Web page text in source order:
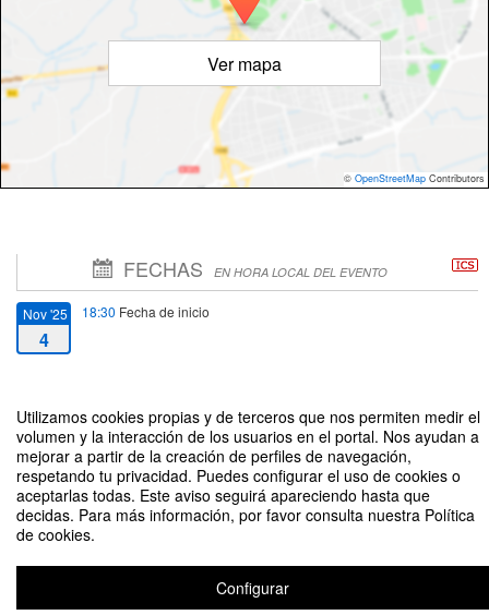
Utilizamos cookies propias y de terceros que nos permiten medir el
volumen y la interacción de los usuarios en el portal. Nos ayudan a
mejorar a partir de la creación de perfiles de navegación,
respetando tu privacidad. Puedes configurar el uso de cookies o
aceptarlas todas. Este aviso seguirá apareciendo hasta que
decidas. Para más información, por favor consulta nuestra Política
de cookies.
Configurar
Ver mapa
© OpenStreetMap Contributors
FECHAS EN HORA LOCAL DEL EVENTO
Nov '25
4
18:30 Fecha de inicio
4
MEDIALAB USAL. Sintetizadores / Synths unleashed
Organizado por MEDIALAB USAL